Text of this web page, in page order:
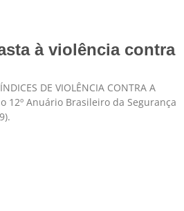
à violência contra
DE VIOLÊNCIA CONTRA A
12º Anuário Brasileiro da Segurança